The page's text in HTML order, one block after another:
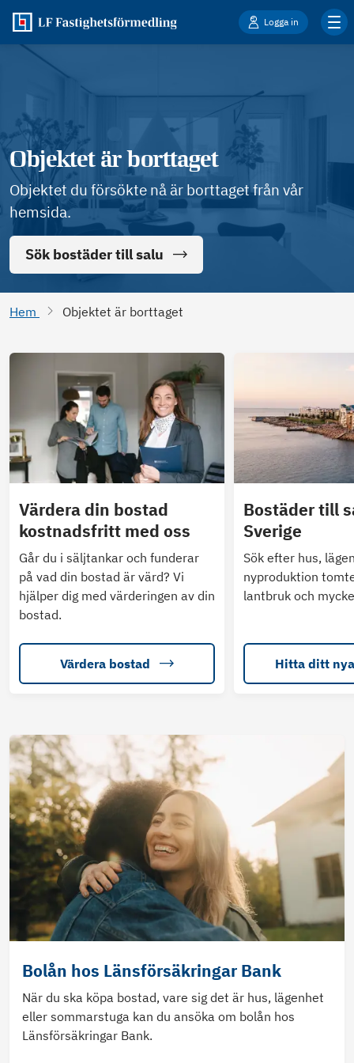
Logga in
Objektet är borttaget
Objektet du försökte nå är borttaget från vår
hemsida.
Sök bostäder till salu
Hem Objektet är borttaget
Värdera din bostad
kostnadsfritt med oss
Går du i säljtankar och funderar
på vad din bostad är värd? Vi
hjälper dig med värderingen av din
bostad.
Värdera bostad
Bostäder till
Sverige
Sök efter hus,
nyproduktion
lantbruk och
Hitta ditt
Bolån hos Länsförsäkringar Bank
När du ska köpa bostad, vare sig det är hus, lägenhet
eller sommarstuga kan du ansöka om bolån hos
Länsförsäkringar Bank.